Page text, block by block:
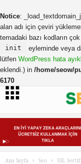
Notice:
alan adı için çeviri
temadaki bazı kodların
init
eyleminde veya
lütfen WordPress hata
eklendi.) in /home/seow/
6170
Ana Sayfa Seo
SSL